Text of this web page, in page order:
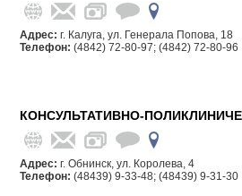
Адрес: г. Калуга, ул. Генерала Попова, 18
Телефон: (4842) 72-80-97; (4842) 72-80-96
КОНСУЛЬТАТИВНО-
Адрес: г. Обнинск, ул. Королева, 4
Телефон: (48439) 9-33-48; (48439) 9-31-30